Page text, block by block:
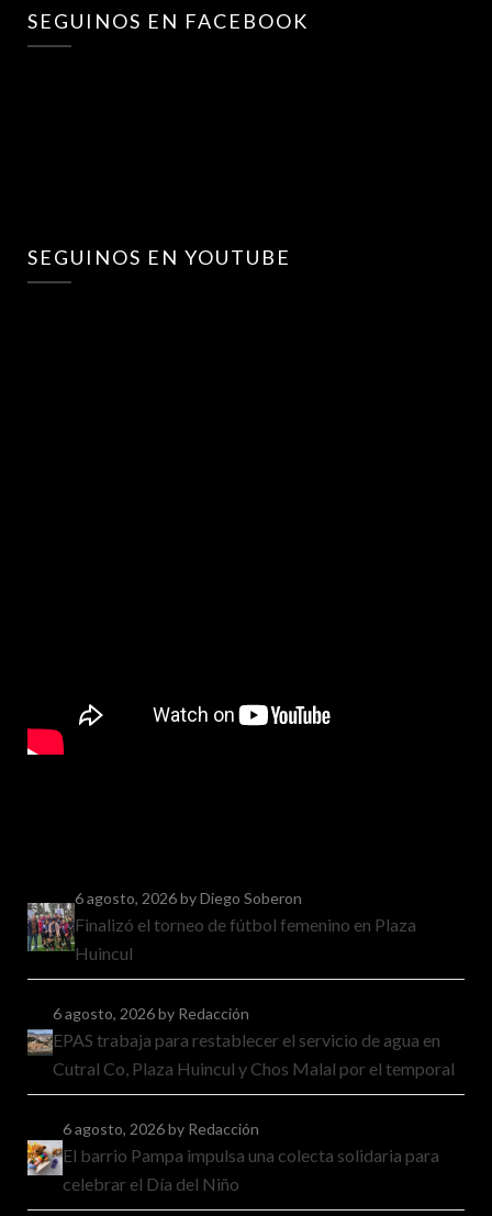
SEGUINOS EN FACEBOOK
SEGUINOS EN YOUTUBE
6 agosto, 2026by Diego Soberon
Finalizó el torneo de fútbol femenino en Plaza
Huincul
6 agosto, 2026by Redacción
EPAS trabaja para restablecer el servicio de agua en
Cutral Co, Plaza Huincul y Chos Malal por el temporal
6 agosto, 2026by Redacción
El barrio Pampa impulsa una colecta solidaria para
celebrar el Día del Niño